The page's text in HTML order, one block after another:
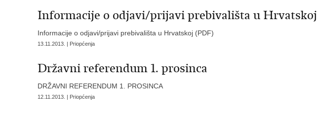
Informacije o odjavi/prijavi prebivališta u Hrvatskoj
Informacije o odjavi/prijavi prebivališta u Hrvatskoj (PDF)
13.11.2013. | Priopćenja
Državni referendum 1. prosinca
DRŽAVNI REFERENDUM 1. PROSINCA
12.11.2013. | Priopćenja